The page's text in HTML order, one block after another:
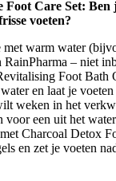
Foot Care Set:
voeten?
met warm water
– niet
Foot Bath
en laat je
weken in het
voor een uit het
Charcoal Detox
en zet je voeten